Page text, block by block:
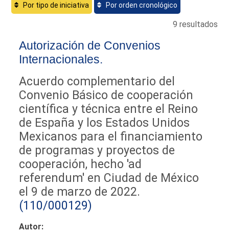
Por tipo de iniciativa Por orden cronológico
9 resultados
Autorización de Convenios
Internacionales.
Acuerdo complementario del
Convenio Básico de cooperación
científica y técnica entre el Reino
de España y los Estados Unidos
Mexicanos para el financiamiento
de programas y proyectos de
cooperación, hecho 'ad
referendum' en Ciudad de México
el 9 de marzo de 2022.
(110/000129)
Autor: